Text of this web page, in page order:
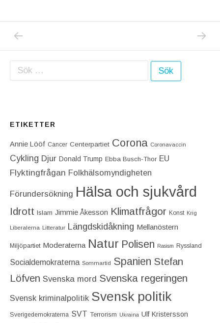
Inläggsnavigering
PREVIOUS POST: IDAG KAN JAG NEXT
Sök efter:
ETIKETTER
Annie Lööf Cancer Centerpartiet‎ Corona Coronavaccin
Cykling Djur Donald Trump Ebba Busch-Thor EU
Flyktingfrågan Folkhälsomyndigheten
Förundersökning Hälsa och sjukvård
Idrott Islam Jimmie Åkesson Klimatfrågor Konst Krig
Liberalerna Litteratur Längdskidåkning Mellanöstern
Miljöpartiet Moderaterna Natur Polisen Rasism Ryssland
Socialdemokraterna Sommartid Spanien Stefan
Löfven Svenska mord Svenska regeringen
Svensk kriminalpolitik Svensk politik
Sverigedemokraterna SVT Terrorism Ukraina Ulf Kristersson